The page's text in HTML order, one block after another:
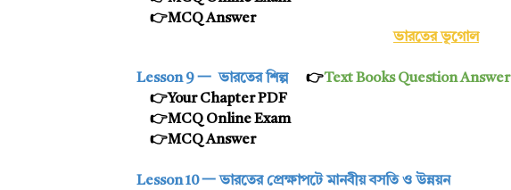
👉MCQ Answer
ভারতের ভূগোল
Lesson 9 一 ভারতের শিল্প 👉Text Books Question Answer
👉Your Chapter PDF
👉MCQ Online Exam
👉MCQ Answer
Lesson 10 一 ভারতের প্রেক্ষাপটে মানবীয় বসতি ও উন্নয়ন